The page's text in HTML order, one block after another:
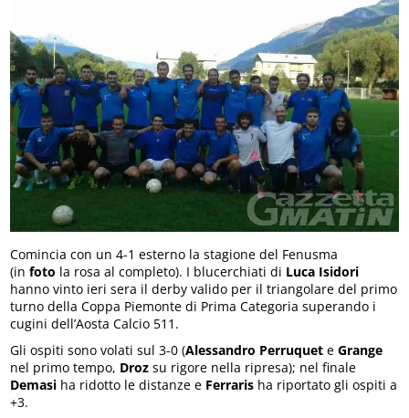
Comincia con un 4-1 esterno la stagione del Fenusma
(infoto la rosa al completo). I blucerchiati di Luca Isidori
hanno vinto ieri sera il derby valido per il triangolare del primo
turno della Coppa Piemonte di Prima Categoria superando i
cugini dell’Aosta Calcio 511.
Gli ospiti sono volati sul 3-0 (Alessandro Perruquet eGrange
nel primo tempo, Droz su rigore nella ripresa); nel finale
Demasi ha ridotto le distanze e Ferraris ha riportato gli ospiti a
+3.